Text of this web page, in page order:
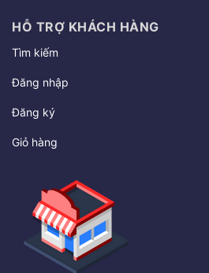
HỖ TRỢ KHÁCH HÀNG
Tìm kiếm
Đăng nhập
Đăng ký
Giỏ hàng